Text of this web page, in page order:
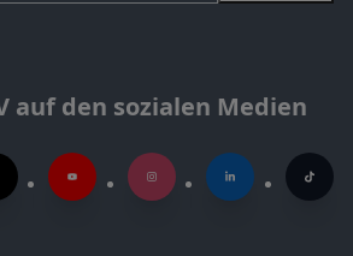
auf den sozialen Medien